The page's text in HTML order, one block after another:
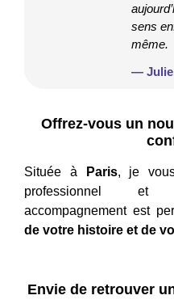
sens
même.
—
Offrez-vous un
Située à Paris, je
professionnel et
accompagnement est
de votre histoire et de
Envie de retrouver